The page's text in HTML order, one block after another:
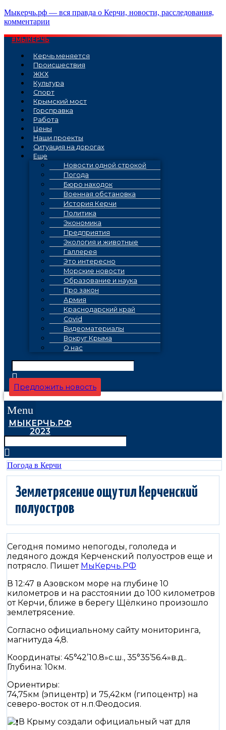
Перейти
к
Мыкерчь.рф — вся правда о Керчи, новости, расследования,
комментарии
#МЫКЕРЧЬ
Керчь меняется
Проиcшествия
ЖКХ
Культура
Спорт
Крымский мост
Горсправка
Работа
Цены
Наши проекты
Ситуация на дорогах
Еще
Новости одной строкой
Погода
Бюро находок
Военная обстановка
История Керчи
Политика
Экономика
Предприятия
Экология и животные
Галлерея
Это интересно
Морские новости
Образование и наука
Про закон
Армия
Краснодарский край
Covid
Видеоматериалы
Вокруг Крыма
О нас
Предложить новость
Menu
МЫКЕРЧЬ.РФ
2023
Погода в Керчи
Землетрясение ощутил Керченский
полуостров
Сегодня помимо непогоды, гололеда и
ледяного дождя Керченский полуостров еще и
потрясло. Пишет МыКерчь.РФ
В 12:47 в Азовском море на глубине 10
километров и на расстоянии до 100 километров
от Керчи, ближе в берегу Щёлкино произошло
землетрясение.
Согласно официальному сайту мониторинга,
магнитуда 4,8.
Координаты: 45°42’10.8»с.ш., 35°35’56.4»в.д..
Глубина: 10км.
Ориентиры:
74,75км (эпицентр) и 75,42км (гипоцентр) на
северо-восток от н.п.Феодосия.
️В Крыму создали официальный чат для